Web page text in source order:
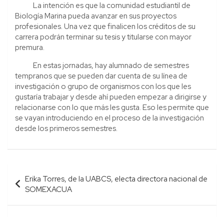
La intención es que la comunidad estudiantil de
Biología Marina pueda avanzar en sus proyectos
profesionales. Una vez que finalicen los créditos de su
carrera podrán terminar su tesis y titularse con mayor
premura.
En estas jornadas, hay alumnado de semestres
tempranos que se pueden dar cuenta de su línea de
investigación o grupo de organismos con los que les
gustaría trabajar y desde ahí pueden empezar a dirigirse y
relacionarse con lo que más les gusta. Eso les permite que
se vayan introduciendo en el proceso de la investigación
desde los primeros semestres.
Navegación
de
entradas
Erika Torres, de la UABCS, electa directora nacional de
SOMEXACUA